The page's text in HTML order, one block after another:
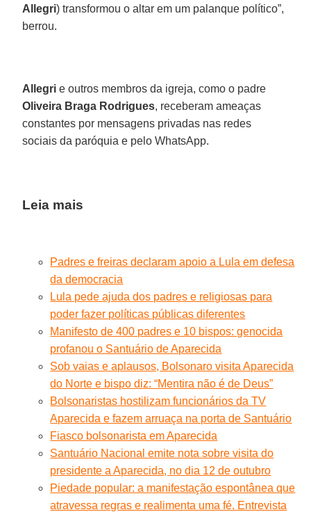
Allegri) transformou o altar em um palanque político”,
berrou.
Allegri e outros membros da igreja, como o padre
Oliveira Braga Rodrigues, receberam ameaças
constantes por mensagens privadas nas redes
sociais da paróquia e pelo WhatsApp.
Leia mais
Padres e freiras declaram apoio a Lula em defesa
da democracia
Lula pede ajuda dos padres e religiosas para
poder fazer políticas públicas diferentes
Manifesto de 400 padres e 10 bispos: genocida
profanou o Santuário de Aparecida
Sob vaias e aplausos, Bolsonaro visita Aparecida
do Norte e bispo diz: “Mentira não é de Deus”
Bolsonaristas hostilizam funcionários da TV
Aparecida e fazem arruaça na porta de Santuário
Fiasco bolsonarista em Aparecida
Santuário Nacional emite nota sobre visita do
presidente a Aparecida, no dia 12 de outubro
Piedade popular: a manifestação espontânea que
atravessa regras e realimenta uma fé. Entrevista